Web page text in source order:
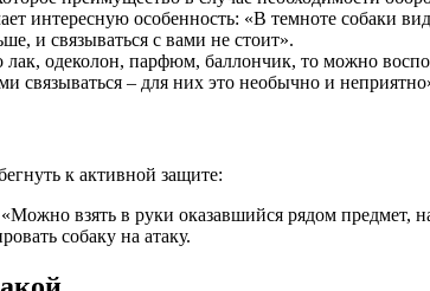
интересную особенность: «В темноте собаки
и связываться с вами не стоит».
лак, одеколон, парфюм, баллончик, то можно
связываться – для них это необычно и
к активной защите:
взять в руки оказавшийся рядом предмет,
собаку на атаку.